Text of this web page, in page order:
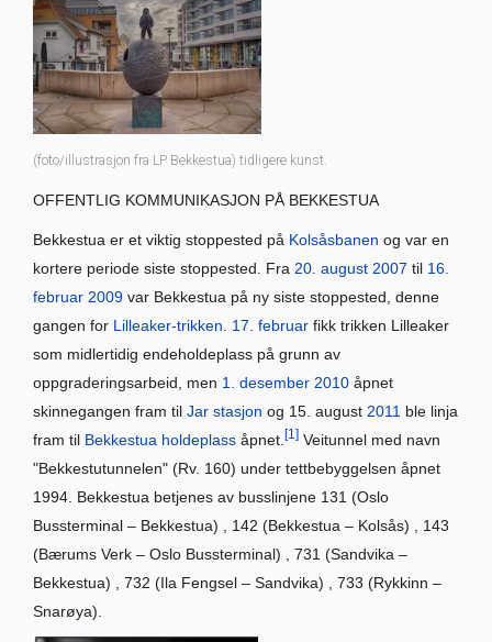
(foto/illustrasjon fra LP Bekkestua) tidligere kunst.
OFFENTLIG KOMMUNIKASJON PÅ BEKKESTUA
Bekkestua er et viktig stoppested på Kolsåsbanen og var en
kortere periode siste stoppested. Fra 20. august 2007 til 16.
februar 2009 var Bekkestua på ny siste stoppested, denne
gangen for Lilleaker-trikken 17. februar fikk trikken Lilleaker
som midlertidig endeholdeplass på grunn av
oppgraderingsarbeid, men 1. desember 2010 åpnet
skinnegangen fram til Jar stasjon og 15. august 2011 ble linja
fram til Bekkestua holdeplass åpnet. [1] Veitunnel med navn
"Bekkestutunnelen" (Rv. 160) under tettbebyggelsen åpnet
1994. Bekkestua betjenes av busslinjene 131 (Oslo
Bussterminal – Bekkestua) , 142 (Bekkestua – Kolsås) , 143
(Bærums Verk – Oslo Bussterminal) , 731 (Sandvika –
Bekkestua) , 732 (Ila Fengsel – Sandvika) , 733 (Rykkinn –
Snarøya).